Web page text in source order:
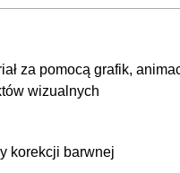
za pomocą grafik,
wizualnych
korekcji barwnej